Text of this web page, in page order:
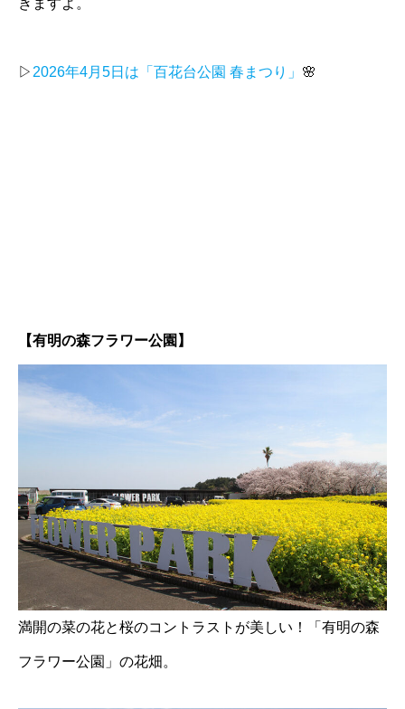
きますよ。
▷ 2026年4月5日は「百花台公園 春まつり」 🌸
【有明の森フラワー公園】
満開の菜の花と桜のコントラストが美しい！「有明の森
フラワー公園」の花畑。